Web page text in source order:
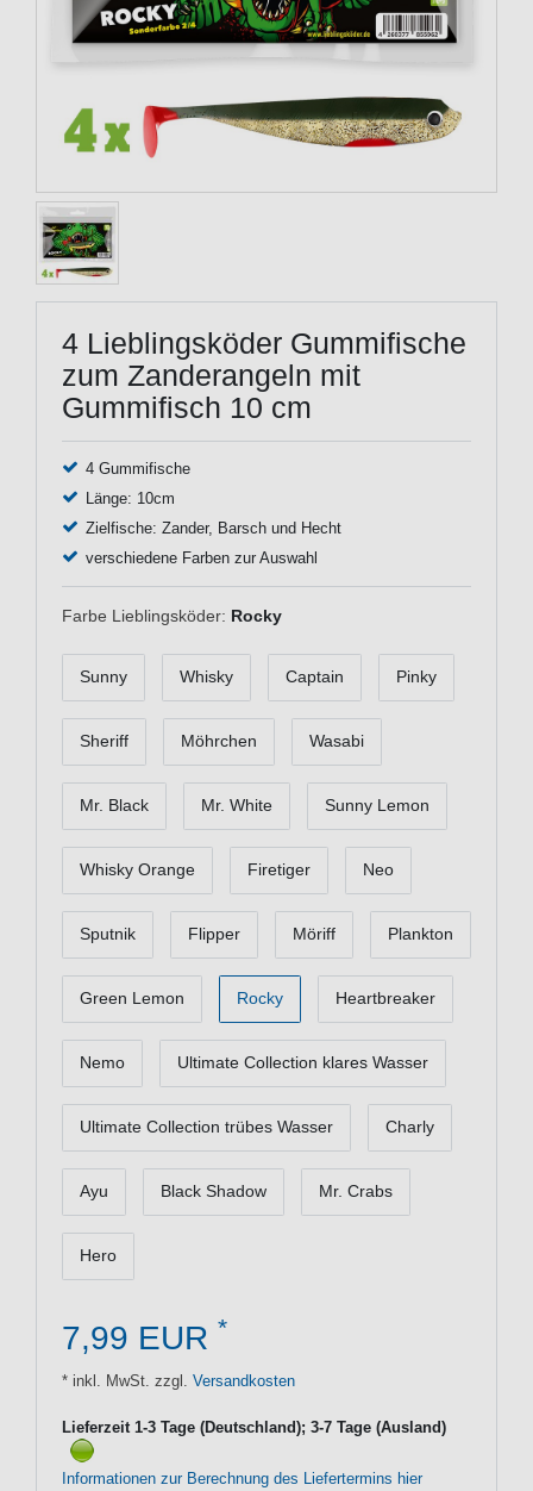
4 Lieblingsköder Gummifische
zum Zanderangeln mit
Gummifisch 10 cm
4 Gummifische
Länge: 10cm
Zielfische: Zander, Barsch und Hecht
verschiedene Farben zur Auswahl
Farbe Lieblingsköder: Rocky
Sunny Whisky Captain Pinky
Sheriff Möhrchen Wasabi
Mr. Black Mr. White Sunny Lemon
Whisky Orange Firetiger Neo
Sputnik Flipper Möriff Plankton
Green Lemon Rocky Heartbreaker
Nemo Ultimate Collection klares Wasser
Ultimate Collection trübes Wasser Charly
Ayu Black Shadow Mr. Crabs
Hero
7,99 EUR *
* inkl. MwSt. zzgl. Versandkosten
Lieferzeit 1-3 Tage (Deutschland); 3-7 Tage (Ausland)
Informationen zur Berechnung des Liefertermins hier